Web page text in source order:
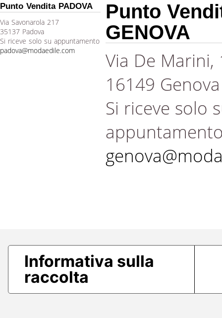
Punto Vendita PADOVA
Via Savonarola 217
35137 Padova
Si riceve solo su appuntamento
padova@modaedile.com
Punto
GENOVA
Via De Marini,
16149 Genova
Si riceve solo
Informativa sulla
raccolta